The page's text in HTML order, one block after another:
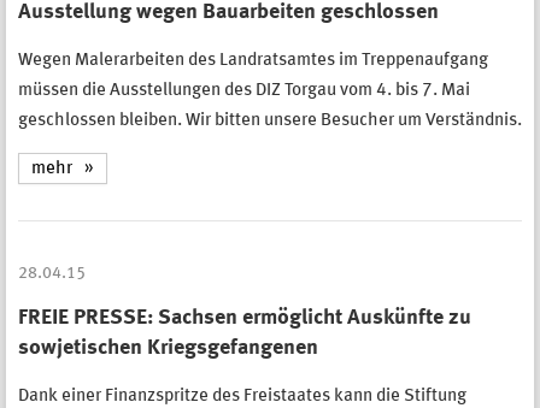
Ausstellung wegen Bauarbeiten geschlossen
Wegen Malerarbeiten des Landratsamtes im Treppenaufgang
müssen die Ausstellungen des DIZ Torgau vom 4. bis 7. Mai
geschlossen bleiben. Wir bitten unsere Besucher um Verständnis.
mehr
28.04.15
FREIE PRESSE: Sachsen ermöglicht Auskünfte zu
sowjetischen Kriegsgefangenen
Dank einer Finanzspritze des Freistaates kann die Stiftung